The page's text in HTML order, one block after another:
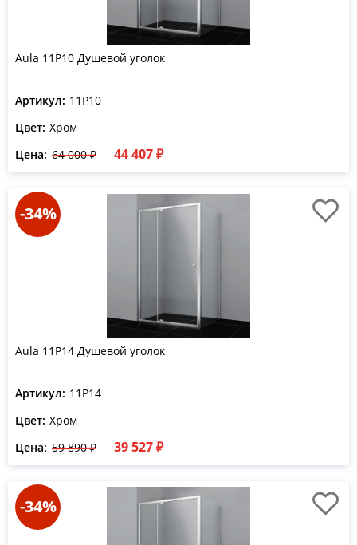
Aula 11P10 Душевой уголок
Артикул: 11P10
Цвет: Хром
Цена: 64 000 ₽ 44 407 ₽
-34%
Aula 11P14 Душевой уголок
Артикул: 11P14
Цвет: Хром
Цена: 59 890 ₽ 39 527 ₽
-34%